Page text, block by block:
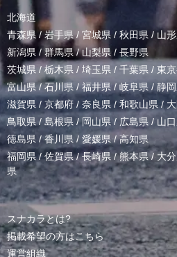
北海道
青森県 / 岩手県/ 宮城県 / 秋田県 / 山
新潟県 /群馬県/山梨県 / 長野県
茨城県 / 栃木県 / 埼玉県 / 千葉県 / 東
富山県 /石川県/福井県/岐阜県 / 静
滋賀県 / 京都府 / 奈良県 / 和歌山県/
鳥取県/ 島根県 /岡山県/ 広島県 / 山
徳島県 /香川県 / 愛媛県/高知県
福岡県/佐賀県/長崎県 /熊本県/ 大
県
スナカラとは?
掲載希望の方はこちら
運営組織